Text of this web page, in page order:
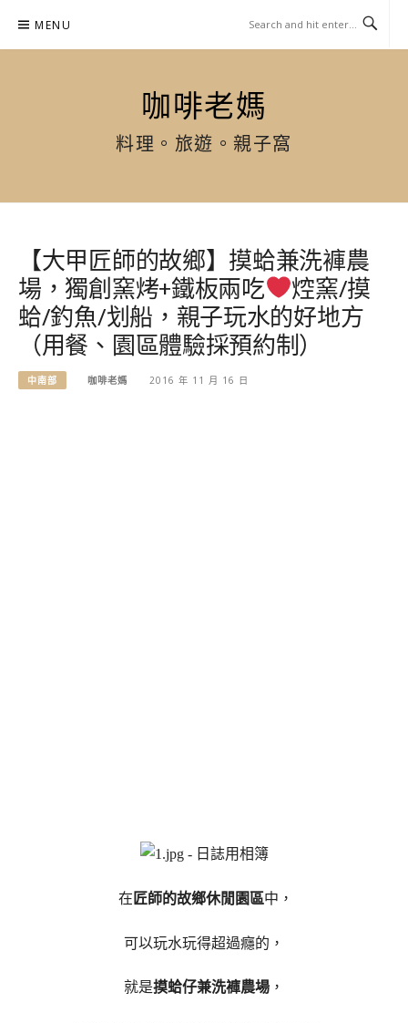
content
MENU
咖啡老媽
料理。旅遊。親子窩
【大甲匠師的故鄉】摸蛤兼洗褲農
場，獨創窯烤+鐵板兩吃
焢窯/摸
蛤/釣魚/划船，親子玩水的好地方
（用餐、園區體驗採預約制）
中南部 咖啡老媽 2016 年 11 月 16 日
在 匠師的故鄉休閒園區中，
可以玩水玩得超過癮的，
就是摸蛤仔兼洗褲農場 ，